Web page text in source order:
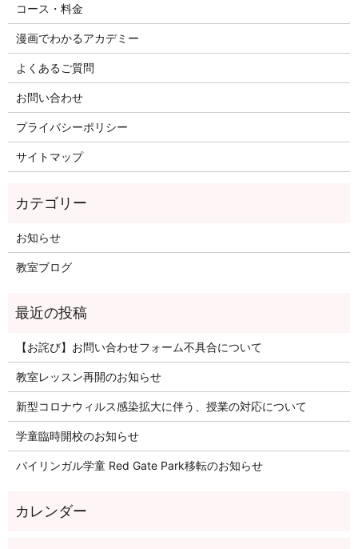
コース・料金
漫画でわかるアカデミー
よくあるご質問
お問い合わせ
プライバシーポリシー
サイトマップ
お知らせ
教室ブログ
【お詫び】お問い合わせフォーム不具合について
教室レッスン再開のお知らせ
新型コロナウィルス感染拡大に伴う、授業の対応について
学童臨時開校のお知らせ
バイリンガル学童 Red Gate Park移転のお知らせ